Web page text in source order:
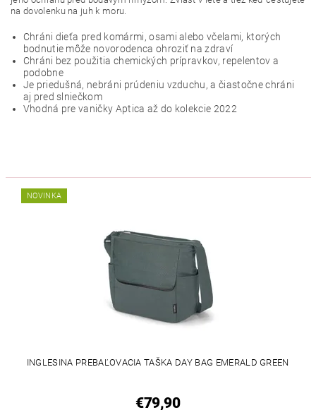
na dovolenku na juh k moru.
Chráni dieťa pred komármi, osami alebo včelami, ktorých
bodnutie môže novorodenca ohroziť na zdraví
Chráni bez použitia chemických prípravkov, repelentov a
podobne
Je priedušná, nebráni prúdeniu vzduchu, a čiastočne chráni
aj pred slniečkom
Vhodná pre vaničky Aptica až do kolekcie 2022
NOVINKA
INGLESINA PREBAĽOVACIA TAŠKA DAY BAG EMERALD GREEN
€79,90